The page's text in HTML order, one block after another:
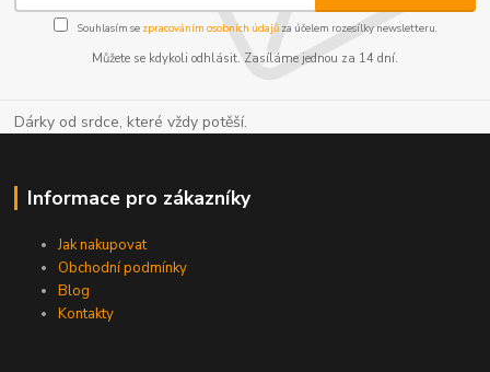
Souhlasím se zpracováním osobních údajůza účelem rozesílky newsletteru.
Můžete se kdykoli odhlásit. Zasíláme jednou za 14 dní.
Dárky od srdce, které vždy potěší.
Informace pro zákazníky
Jak nakupovat
Obchodní podmínky
Blog
Kontakty